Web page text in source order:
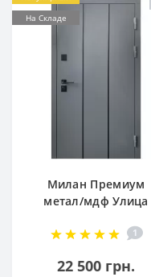
На Складе
Милан Премиум
метал/мдф Улица
1
22 500 грн.